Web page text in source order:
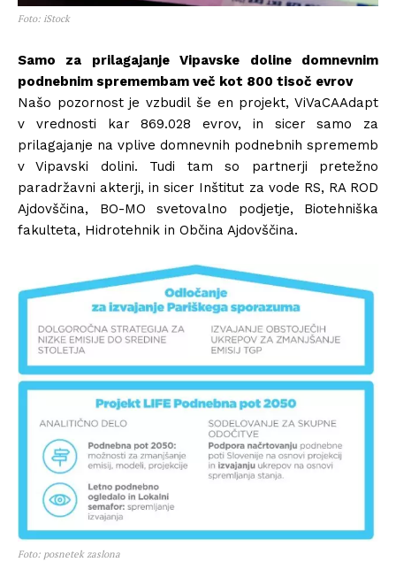
Foto: iStock
Samo za prilagajanje Vipavske doline domnevnim
podnebnim spremembam več kot 800 tisoč evrov
Našo pozornost je vzbudil še en projekt, ViVaCAAdapt
v vrednosti kar 869.028 evrov, in sicer samo za
prilagajanje na vplive domnevnih podnebnih sprememb
v Vipavski dolini. Tudi tam so partnerji pretežno
paradržavni akterji, in sicer Inštitut za vode RS, RA ROD
Ajdovščina, BO-MO svetovalno podjetje, Biotehniška
fakulteta, Hidrotehnik in Občina Ajdovščina.
Foto: posnetek zaslona